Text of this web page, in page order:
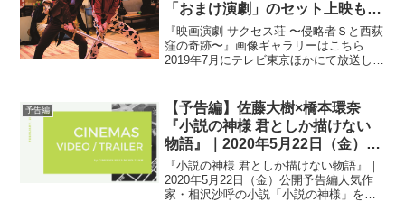
「おまけ演劇」のセット上映も決
定
『映画演劇 サクセス荘 〜侵略者Ｓと西荻
窪の奇跡〜』画像ギャラリーはこちら
2019年7月にテレビ東京ほかにて放送し
荘」を映画化した、『映画演劇 サクセス
荘 〜侵略者...
予告編
【予告編】佐藤大樹×橋本環奈
『小説の神様 君としか描けない
物語』｜2020年5月22日（金）公
開
『小説の神様 君としか描けない物語』｜
2020年5月22日（金）公開予告編人気作
家・相沢沙呼の小説「小説の神様」を佐